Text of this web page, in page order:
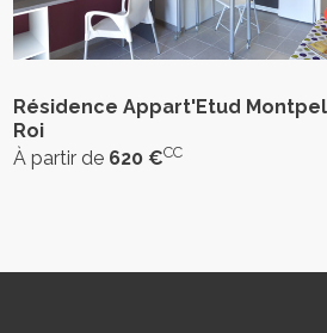
Résidence Appart'Etud
Roi
À partir de 620 €CC